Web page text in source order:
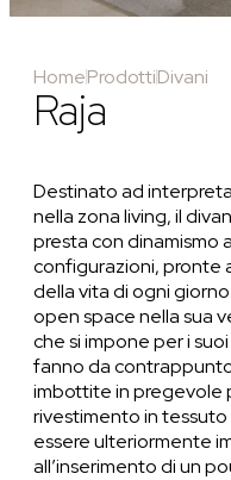
HomeProdottiDivani
Raja
Destinato ad
nella zona living, il
presta con dinamismo
configurazioni, pronte
della vita di ogni
open space nella sua
che si impone per i
fanno da
imbottite in pregevole
rivestimento in
essere ulteriormente
all’inserimento di un